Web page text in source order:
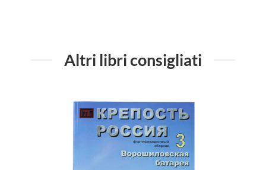
Altri libri consigliati